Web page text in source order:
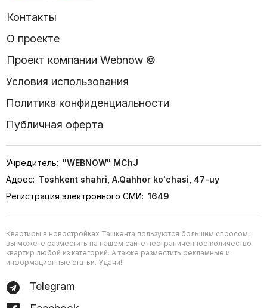
Контакты
О проекте
Проект компании Webnow ©
Условия использования
Политика конфиденциальности
Публичная оферта
Учредитель: "WEBNOW" MChJ
Адрес: Toshkent shahri, A.Qahhor ko'chasi, 47-uy
Регистрация электронного СМИ: 1649
Квартиры в новостройках Ташкента пользуются большим спросом,
вы можете разместить на нашем сайте неограниченное количество
квартир любой из категорий. А также разместить рекламные и
информационные статьи. Удачи!
Telegram